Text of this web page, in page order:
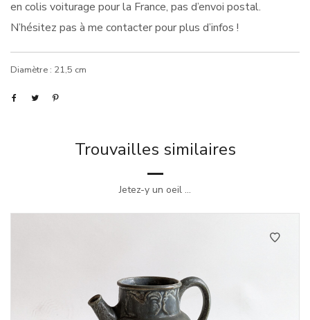
en colis voiturage pour la France, pas d’envoi postal.
N’hésitez pas à me contacter pour plus d’infos !
Diamètre : 21,5 cm
Trouvailles similaires
Jetez-y un oeil ...